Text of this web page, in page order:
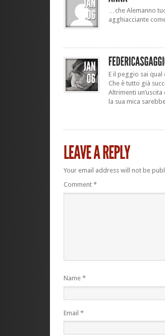
…che Alemanno
agghiacciante
E il peggio sai qual
Che è tutto già
Altrimenti
la sua mica
Your email address will not be
Comment *
Name *
Email *